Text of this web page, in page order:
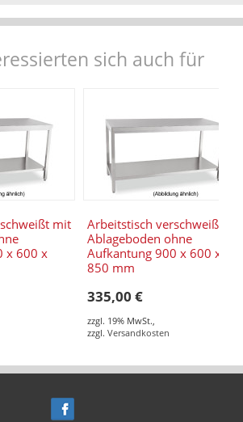
sich auch für
mit
x 600 x
Arbeitstisch verschweißt
Ablageboden ohne
Aufkantung 900 x 600 x
850 mm
335,00 €
zzgl. 19% MwSt.
zzgl. Versandkosten